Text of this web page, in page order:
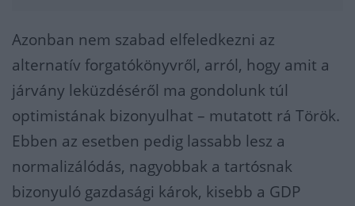
Azonban nem szabad elfeledkezni az
alternatív forgatókönyvről, arról, hogy amit a
járvány leküzdéséről ma gondolunk túl
optimistának bizonyulhat – mutatott rá Török.
Ebben az esetben pedig lassabb lesz a
normalizálódás, nagyobbak a tartósnak
bizonyuló gazdasági károk, kisebb a GDP